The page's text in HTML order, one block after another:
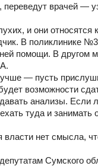
врачей —
и они
В поликлинике
помощи. В другом
— пусть
возможности
анализы. Если
туда и
нет смысла,
Сумского